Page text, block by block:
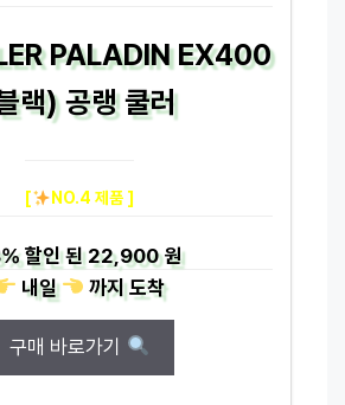
PALADIN EX400
랙) 공랭 쿨러
[ NO.4 제품 ]
할인 된22,900 원
내일
까지도착
구매 바로가기